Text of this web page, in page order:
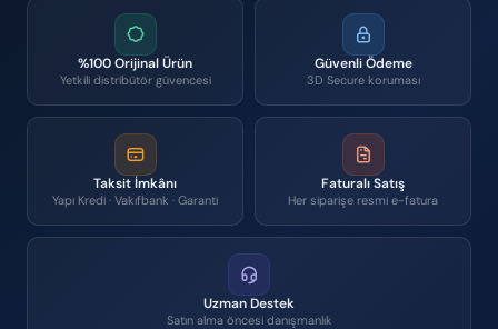
%100 Orijinal Ürün
Yetkili distribütör güvencesi
Güvenli Ödeme
3D Secure koruması
Taksit İmkânı
Yapı Kredi · Vakıfbank · Garanti
Faturalı Satış
Her siparişe resmi e-fatura
Uzman Destek
Satın alma öncesi danışmanlık